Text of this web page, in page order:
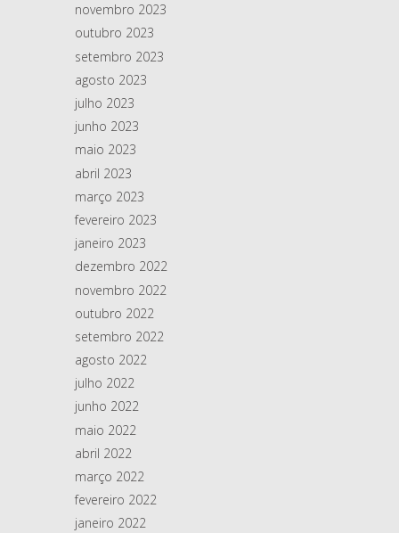
novembro 2023
outubro 2023
setembro 2023
agosto 2023
julho 2023
junho 2023
maio 2023
abril 2023
março 2023
fevereiro 2023
janeiro 2023
dezembro 2022
novembro 2022
outubro 2022
setembro 2022
agosto 2022
julho 2022
junho 2022
maio 2022
abril 2022
março 2022
fevereiro 2022
janeiro 2022